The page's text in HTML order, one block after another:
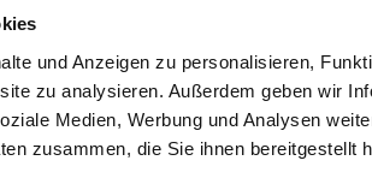
und Anzeigen zu personalisieren,
zu analysieren. Außerdem geben wir
Medien, Werbung und Analysen
zusammen, die Sie ihnen bereitgestellt
auch gefallen!